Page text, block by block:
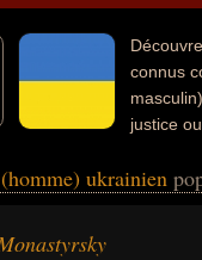
connus
justice
ukrainien